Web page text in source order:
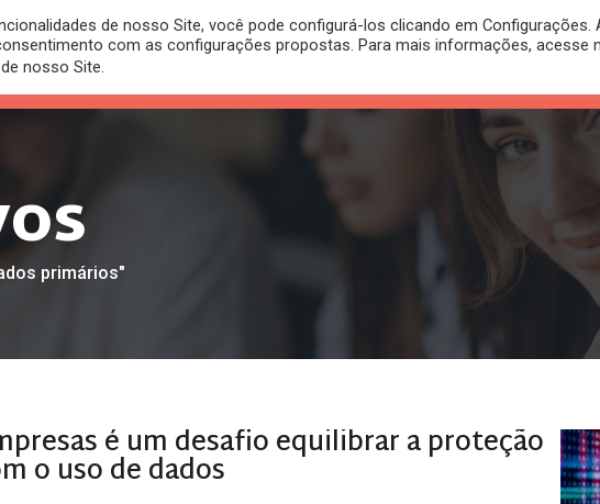
HOME O PLANO REGISTRO DE
primários"
é um desafio equilibrar a proteção
o uso de dados
de nosso Site, você pode configurá-los clicando em Configurações.
com as configurações propostas. Para mais informações, acesse
de nosso Site.